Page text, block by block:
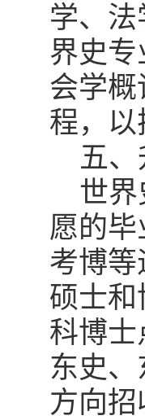
学、
界史
会学
程，
五
世
愿的
考博
硕士
科博
东史
方向